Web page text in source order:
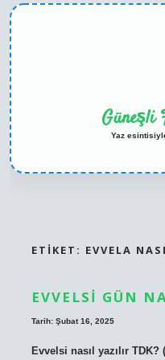
Güneşli
Yaz
ETIKET: EVVELA
EVVELSI GÜN
Tarih: Şubat 16, 2025
Evvelsi nasıl yazılır